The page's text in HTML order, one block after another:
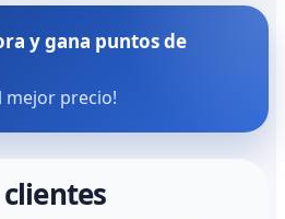
y gana puntos de
mejor precio!